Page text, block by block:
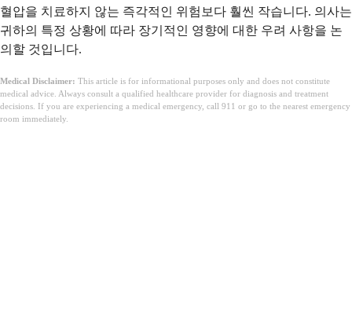
혈압을 치료하지 않는 즉각적인 위험보다 훨씬 작습니다. 의사는
귀하의 특정 상황에 따라 장기적인 영향에 대한 우려 사항을 논
의할 것입니다.
Medical Disclaimer: This article is for informational purposes only and does not constitute
medical advice. Always consult a qualified healthcare provider for diagnosis and treatment
decisions. If you are experiencing a medical emergency, call 911 or go to the nearest emergency
room immediately.